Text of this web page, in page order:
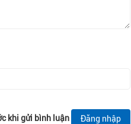
khi gửi bình luận Đăng nhập